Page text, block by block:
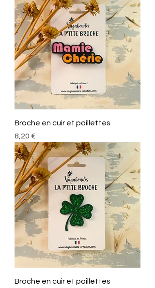
Broche en cuir et paillettes
Prix
8,20 €
Broche en cuir et paillettes